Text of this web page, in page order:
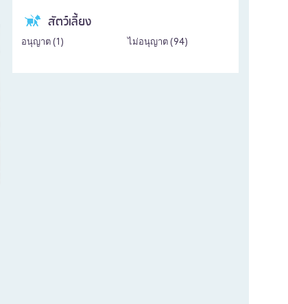
สัตว์เลี้ยง
อนุญาต (1 ) ไม่อนุญาต ( 94)